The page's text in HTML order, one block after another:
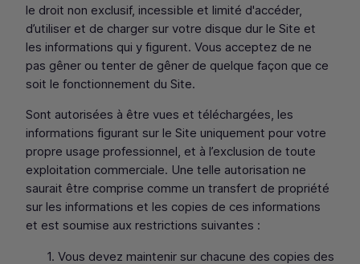
le droit non exclusif, incessible et limité d'accéder,
d’utiliser et de charger sur votre disque dur le Site et
les informations qui y figurent. Vous acceptez de ne
pas gêner ou tenter de gêner de quelque façon que ce
soit le fonctionnement du Site.
Sont autorisées à être vues et téléchargées, les
informations figurant sur le Site uniquement pour votre
propre usage professionnel, et à l’exclusion de toute
exploitation commerciale. Une telle autorisation ne
saurait être comprise comme un transfert de propriété
sur les informations et les copies de ces informations
et est soumise aux restrictions suivantes :
Vous devez maintenir sur chacune des copies des